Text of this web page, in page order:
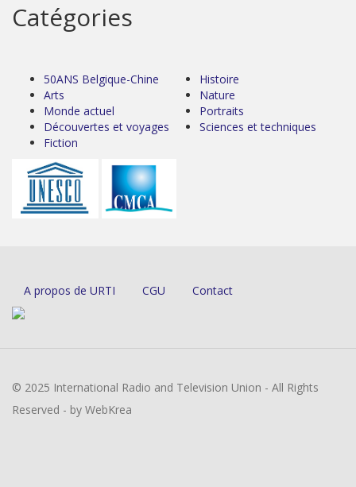
Catégories
50ANS Belgique-Chine
Arts
Monde actuel
Découvertes et voyages
Fiction
Histoire
Nature
Portraits
Sciences et techniques
A propos de URTI CGU Contact
© 2025 International Radio and Television Union - All Rights
Reserved - by WebKrea